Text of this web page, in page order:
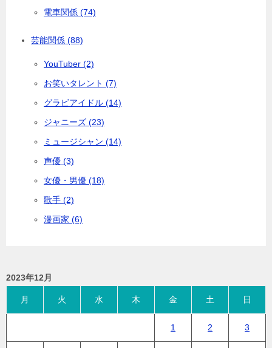
電車関係 (74)
芸能関係 (88)
YouTuber (2)
お笑いタレント (7)
グラビアイドル (14)
ジャニーズ (23)
ミュージシャン (14)
声優 (3)
女優・男優 (18)
歌手 (2)
漫画家 (6)
2023年12月
月 火 水 木 金 土 日
1 2 3